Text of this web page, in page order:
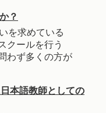
？
を求めている
クールを行う
わず多くの方が
本語教師としての